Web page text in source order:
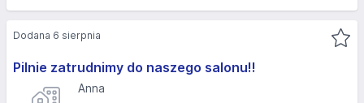
Pilnie zatrudnimy do naszego salonu!!
Anna
Dodana 6 sierpnia